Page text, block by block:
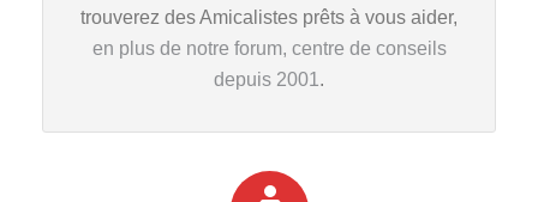
trouverez des Amicalistes prêts à vous aider,
en plus de notre forum, centre de conseils
depuis 2001 .